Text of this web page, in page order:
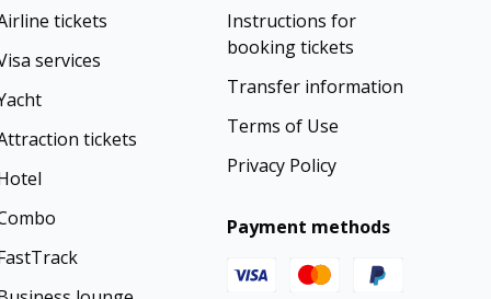
tickets
services
tickets
Instructions for
booking tickets
Transfer information
Terms of Use
Privacy Policy
Payment methods